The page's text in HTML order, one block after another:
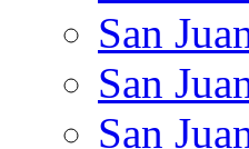
San
San
San